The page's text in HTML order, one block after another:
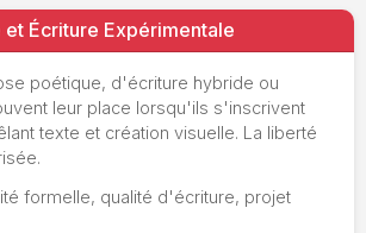
et Écriture Expérimentale
poétique, d'écriture hybride ou
leur place lorsqu'ils s'inscrivent
texte et création visuelle. La liberté
formelle, qualité d'écriture, projet